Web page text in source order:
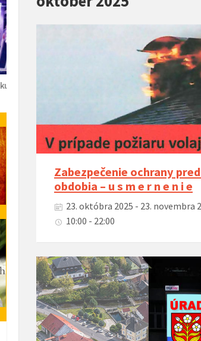
Zabezpečenie ochrany
obdobia – u s m e r n e n i e
23. októbra 2025 - 23. novembra
10:00 - 22:00
05. 12. 2025 – Predvianočný hlas organu
02. 12.